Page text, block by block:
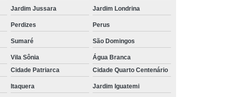
Jardim Jussara Jardim Londrina
Perdizes Perus
Sumaré São Domingos
Vila Sônia
Água Branca
Cidade Patriarca Cidade Quarto Centenário
Itaquera Jardim Iguatemi